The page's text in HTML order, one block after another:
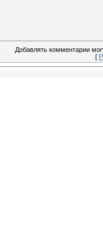
Добавлять комментарии
[